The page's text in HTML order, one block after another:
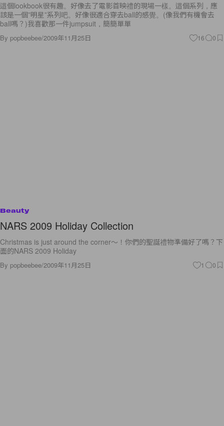
這個lookbook很有趣。好像去了電影首映禮的現場一樣。這個系列，應
該是一個”明星”系列吧。好像很適合穿去ball的感覺。(像我們有機會去
ball嗎？)我喜歡那一件jumpsuit，簡簡單單
By popbeebee/2009年11月25日 16 0
Beauty
NARS 2009 Holiday Collection
Christmas is just around the corner～！你們的聖誕禮物準備好了嗎？下
面的NARS 2009 Holiday
By popbeebee/2009年11月25日 1 0